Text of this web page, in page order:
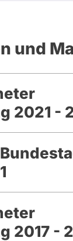
und
2021 -
2017 -